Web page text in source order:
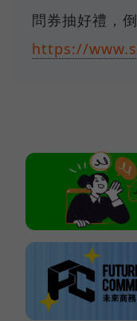
問券抽好禮，
https://